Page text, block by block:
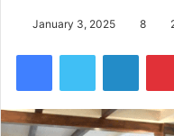
January 3, 2025 8